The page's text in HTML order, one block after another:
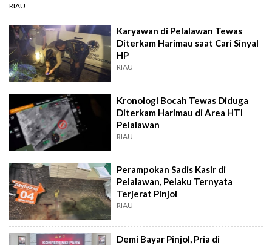
RIAU
Karyawan di Pelalawan Tewas
Diterkam Harimau saat Cari Sinyal
HP
RIAU
Kronologi Bocah Tewas Diduga
Diterkam Harimau di Area HTI
Pelalawan
RIAU
Perampokan Sadis Kasir di
Pelalawan, Pelaku Ternyata
Terjerat Pinjol
RIAU
Demi Bayar Pinjol, Pria di